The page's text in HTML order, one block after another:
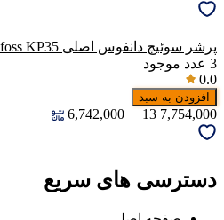
پرشر سوئیچ دانفوس اصلی Danfoss KP35
3 عدد موجود
0.0
افزودن به سبد
7,754,000
13
6,742,000
دسترسی های سریع